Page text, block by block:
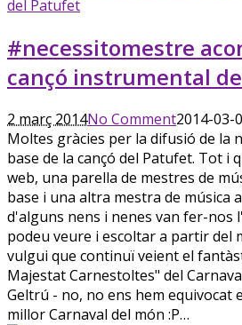
#necessitomestre
cançó instrumental
2 març 2014No Comment2014-03-
Moltes gràcies per la difusió de la
base de la cançó del Patufet. Tot i
web, una parella de mestres de
base i una altra mestra de música
d'alguns nens i nenes van fer-nos
podeu veure i escoltar a partir del
vulgui que continuï veient el
Majestat Carnestoltes" del
Geltrú - no, no ens hem equivocat
millor Carnaval del món :P…